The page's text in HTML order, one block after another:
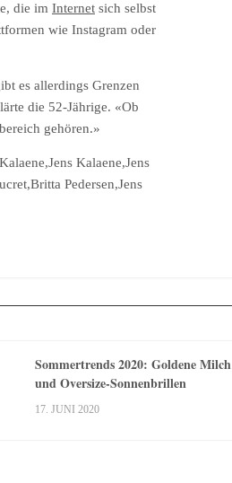
die im Internet sich selbst
wie Instagram oder
es allerdings Grenzen
die 52-Jährige. «Ob
gehören.»
Kalaene,Jens
Pedersen,Jens
Sommertrends 2020: Goldene Milch
und Oversize-Sonnenbrillen
17. JUNI 2020